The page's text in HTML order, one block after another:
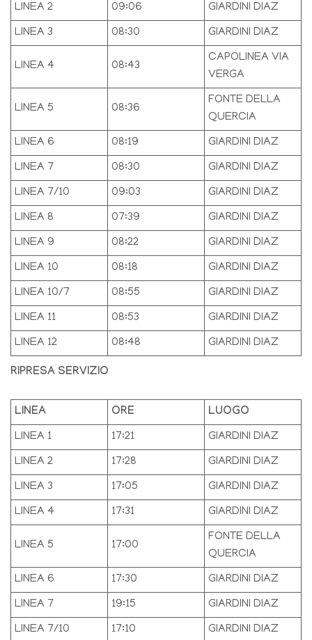
LINEA 2
09:06
GIARDINI DIAZ
LINEA 3
08:30 GIARDINI DIAZ
LINEA 4 08:43
CAPOLINEA VIA
VERGA
LINEA 5 08:36
FONTE DELLA
QUERCIA
LINEA 6
08:19
GIARDINI DIAZ
LINEA 7
08:30
GIARDINI DIAZ
LINEA 7/10
09:03
GIARDINI DIAZ
LINEA 8
07:39
GIARDINI DIAZ
LINEA 9
08:22
GIARDINI DIAZ
LINEA 10
08:18
GIARDINI DIAZ
LINEA 10/7
08:55
GIARDINI DIAZ
LINEA 11
08:53
GIARDINI DIAZ
LINEA 12
08:48 GIARDINI DIAZ
RIPRESA SERVIZIO
LINEA ORE LUOGO
LINEA 1 17:21
GIARDINI DIAZ
LINEA 2
17:28
GIARDINI DIAZ
LINEA 3
17:05
GIARDINI DIAZ
LINEA 4
17:31 GIARDINI DIAZ
LINEA 5 17:00
FONTE DELLA
QUERCIA
LINEA 6
17:30
GIARDINI DIAZ
LINEA 7
19:15
GIARDINI DIAZ
LINEA 7/10
17:10 GIARDINI DIAZ